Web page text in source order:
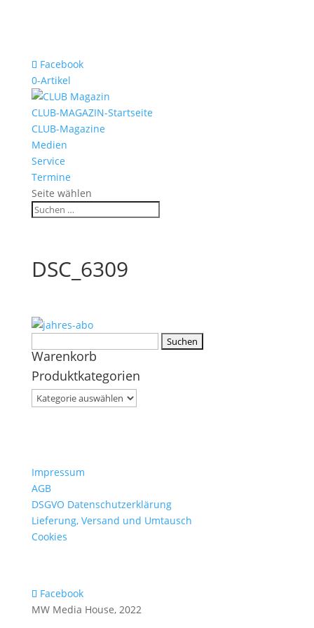
Facebook
0-Artikel
CLUB-MAGAZIN-Startseite
CLUB-Magazine
Medien
Service
Termine
Seite wählen
DSC_6309
nach:
Warenkorb
Produktkategorien
Impressum
AGB
DSGVO Datenschutzerklärung
Lieferung, Versand und Umtausch
Cookies
Facebook
MW Media House, 2022